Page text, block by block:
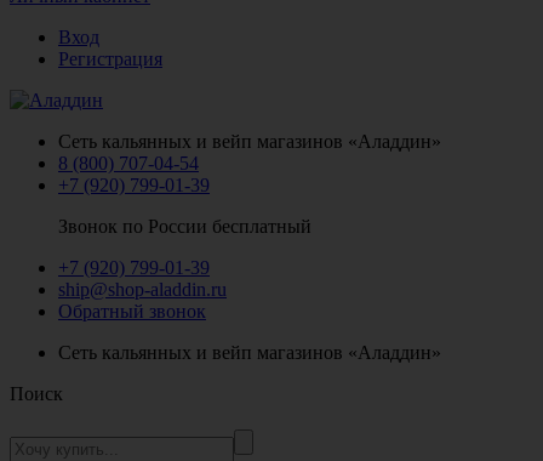
Вход
Регистрация
Сеть кальянных и вейп магазинов «Аладдин»
8 (800) 707-04-54
+7 (920) 799-01-39
Звонок по России бесплатный
+7 (920) 799-01-39
ship@shop-aladdin.ru
Обратный звонок
Сеть кальянных и вейп магазинов «Аладдин»
Поиск